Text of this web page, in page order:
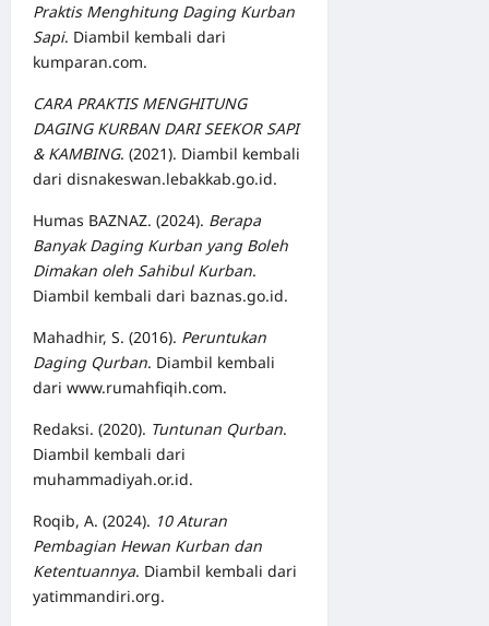
Praktis Menghitung Daging Kurban
Sapi. Diambil kembali dari
kumparan.com.
CARA PRAKTIS MENGHITUNG
DAGING KURBAN DARI SEEKOR SAPI
& KAMBING. (2021). Diambil kembali
dari disnakeswan.lebakkab.go.id.
Humas BAZNAZ. (2024). Berapa
Banyak Daging Kurban yang Boleh
Dimakan oleh Sahibul Kurban.
Diambil kembali dari baznas.go.id.
Mahadhir, S. (2016). Peruntukan
Daging Qurban. Diambil kembali
dari www.rumahfiqih.com.
Redaksi. (2020). Tuntunan Qurban.
Diambil kembali dari
muhammadiyah.or.id.
Roqib, A. (2024). 10 Aturan
Pembagian Hewan Kurban dan
Ketentuannya. Diambil kembali dari
yatimmandiri.org.